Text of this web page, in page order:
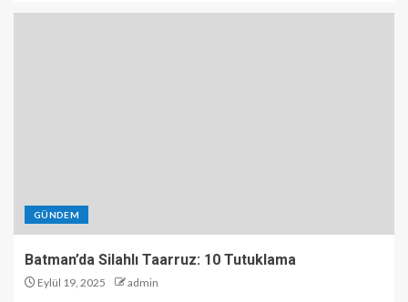
GÜNDEM
Batman’da Silahlı Taarruz: 10 Tutuklama
Eylül 19, 2025 admin